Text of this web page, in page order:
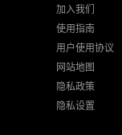
加入我们
使用指南
用户使用协议
网站地图
隐私政策
隐私设置